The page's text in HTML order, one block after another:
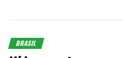
BRASIL